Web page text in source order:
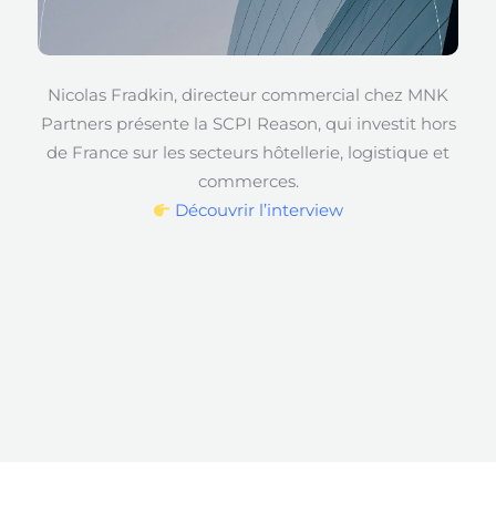
Nicolas Fradkin, directeur commercial chez MNK
Partners présente la SCPI Reason, qui investit hors
de France sur les secteurs hôtellerie, logistique et
commerces.
Découvrir l’interview